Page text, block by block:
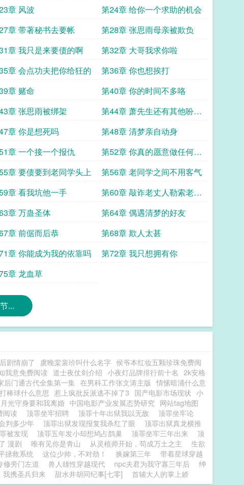
章 风波
第24章 给你一个求助的机会
章 带著秘书去要帐
第28章 张思雨母亲被欺负
章 我只是来要债的啊
第32章 大哥我求你啦
章 会点功夫把你给狂的
第36章 你也想挨打
章 赌命
第40章 你的时间不多咯
章 张思雨被绑架
第44章 萧先生还有其他吩咐
吗
章 你是想死吗
第48章 清梦亲自动身
章 一个接一个报仇
第52章 你真的愿意做任何事
情
章 要债要到老同学头上
第56章 老同学之间不用客气
章 看我坑他一手
第60章 敲诈老丈人勒索老同
学
章 万蛊圣体
第64章 偶遇清梦的好友
章 前倨而后恭
第68章 欺人太甚
章 你能成为我的依靠吗
第72章 我只想拥有你
章 龙血草
...
剧情崩了 虞晚棠裴玠叫什么名字 侯爷本红妆五颗珍珠免费阅
我意免费阅读 道士夜仗剑介绍 小夜灯品牌排行前十名 2k安格
后门通古代全集第一集 在男科工作张文涛主版 情愫暗涌什么意
打棒球什么意思 惹上疯批反派逃不掉了3 国产电影市场现状 小
光守身要和我离婚 中国电影产业发展态势研究 网站tag地图
阅读 顶罪坐牢招聘 顶罪十年出狱我以无敌
顶罪坐牢论
判多少年 顶罪出狱发现报复我杀红了眼
顶罪出狱真龙横推
被发现 顶罪五年发小却想鸠占鹊巢 顶罪坐牢三年出来
顶
漫剧 唯有见你是青山 从灵植师开始，苟成万土之主
生欲
拯救系统 这位少帅，不对劲！ 换嫁第三年
带着星球穿越
修旁门左道 兽人雄性穿越现代 npc夫君为我守寡三年后
绅
我携圣兵归来 甜水井胡同纪事[七零] 首辅大人的掌上娇